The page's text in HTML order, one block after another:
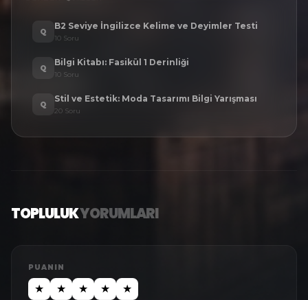
Q
B2 Seviye İngilizce Kelime ve Deyimler Testi
10 Soru
Q
Bilgi Kitabı: Fasikül 1 Derinliği
10 Soru
Q
Stil ve Estetik: Moda Tasarımı Bilgi Yarışması
20 Soru
TOPLULUKYORUMLARI
PUANIN
★ ★ ★ ★ ★